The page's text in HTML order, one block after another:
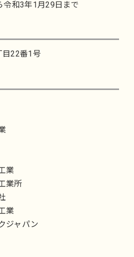
和3年1月29日まで
22番1号
業
業所
業
ジャパン